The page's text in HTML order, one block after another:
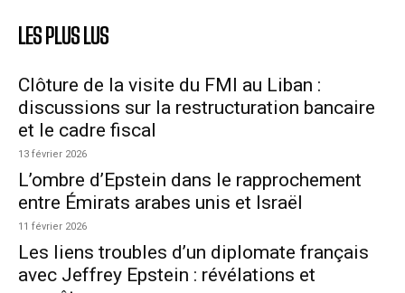
LES PLUS LUS
Clôture de la visite du FMI au Liban :
discussions sur la restructuration bancaire
et le cadre fiscal
13 février 2026
L’ombre d’Epstein dans le rapprochement
entre Émirats arabes unis et Israël
11 février 2026
Les liens troubles d’un diplomate français
avec Jeffrey Epstein : révélations et